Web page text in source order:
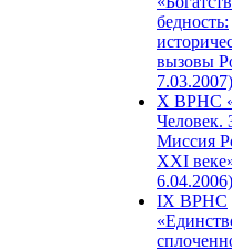
бедность:
вызовы
7.03.2007)
X ВРНС
Человек.
Миссия
XXI
6.04.2006)
IX ВРНС